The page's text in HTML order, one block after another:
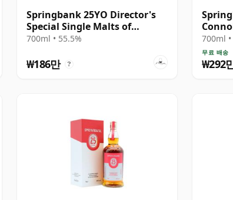
Springbank 25YO Director's
Special Single Malts of
Scotland
700ml • 55.5%
₩186만 ?
Cask
700ml
무료 배송
₩292